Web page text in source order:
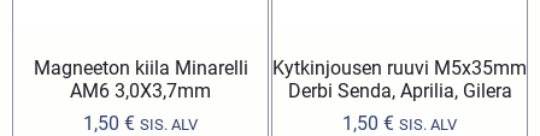
Magneeton kiila Minarelli
AM6 3,0X3,7mm
1,50 € SIS. ALV
Kytkinjousen ruuvi M5x35mm
Derbi Senda, Aprilia, Gilera
1,50 € SIS. ALV